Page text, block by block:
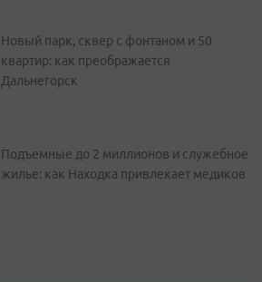
Новый парк, сквер с фонтаном и 50
квартир: как преображается
Дальнегорск
Подъемные до 2 миллионов и служебное
жилье: как Находка привлекает медиков